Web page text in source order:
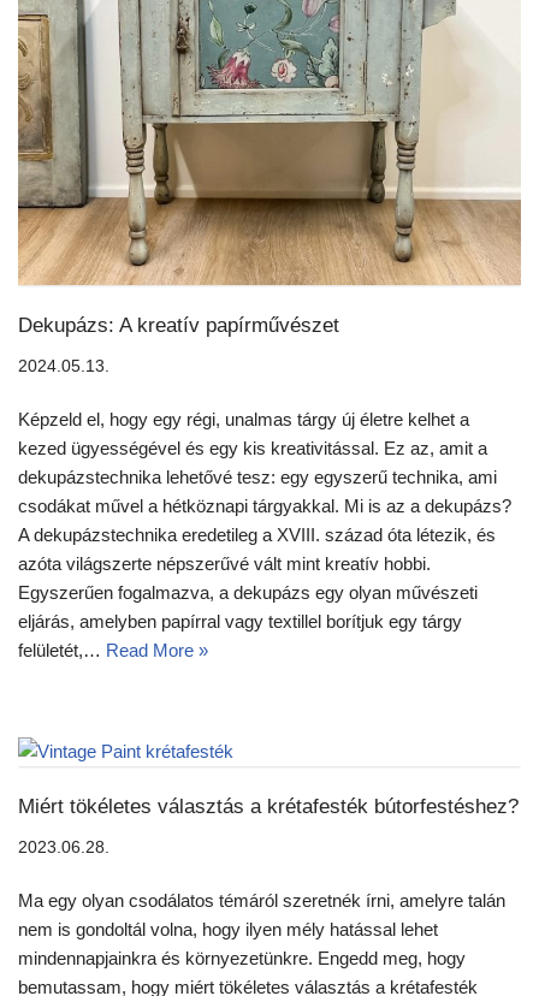
Dekupázs: A kreatív papírművészet
2024.05.13.
Képzeld el, hogy egy régi, unalmas tárgy új életre kelhet a
kezed ügyességével és egy kis kreativitással. Ez az, amit a
dekupázstechnika lehetővé tesz: egy egyszerű technika, ami
csodákat művel a hétköznapi tárgyakkal. Mi is az a dekupázs?
A dekupázstechnika eredetileg a XVIII. század óta létezik, és
azóta világszerte népszerűvé vált mint kreatív hobbi.
Egyszerűen fogalmazva, a dekupázs egy olyan művészeti
eljárás, amelyben papírral vagy textillel borítjuk egy tárgy
felületét,… Read More »
Miért tökéletes választás a krétafesték bútorfestéshez?
2023.06.28.
Ma egy olyan csodálatos témáról szeretnék írni, amelyre talán
nem is gondoltál volna, hogy ilyen mély hatással lehet
mindennapjainkra és környezetünkre. Engedd meg, hogy
bemutassam, hogy miért tökéletes választás a krétafesték